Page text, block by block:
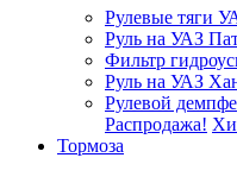
Рулевые тяги
Руль на УАЗ
Фильтр
Руль на УАЗ
Рулевой
Распродажа!
Тормоза